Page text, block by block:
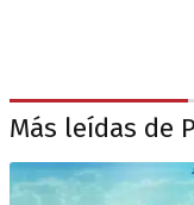
Más leídas de